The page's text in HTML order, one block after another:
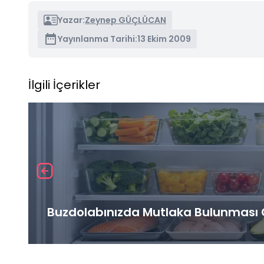
Yazar:Zeynep GÜÇLÜCAN
Yayınlanma Tarihi:13 Ekim 2009
İlgili İçerikler
Buzdolabınızda Mutlaka Bulunması